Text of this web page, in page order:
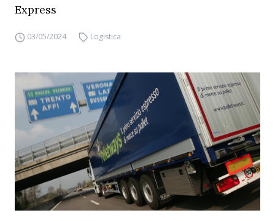
Express
03/05/2024 Logistica